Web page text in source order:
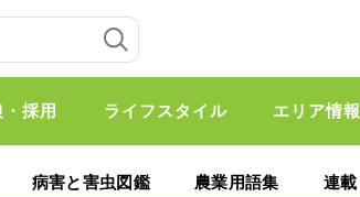
採用 ライフスタイル エリア情報
病害と害虫図鑑 農業用語集 連載